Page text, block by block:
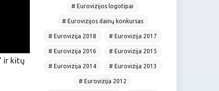
ir kitų
# Eurovizijos logotipai
# Eurovizijos dainų konkursas
# Eurovizija 2018 # Eurovizija 2017
# Eurovizija 2016 # Eurovizija 2015
# Eurovizija 2014 # Eurovizija 2013
# Eurovizija 2012